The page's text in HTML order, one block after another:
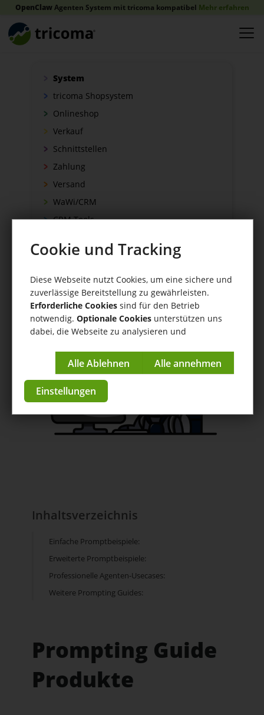
OpenClawAgenten System mit tricoma kompatibel Mehr erfahren
System
tricoma Shopsystem
Onlineshop
Verkauf
Schnittstellen
Zahlung
Versand
WaWi/CRM
CRM Tools
tricoma.AI Connector
Hilfe/tricoma.AI Connector/ Prompting Guide Produkte
Anleitungen & Tutorials
Inhaltsverzeichnis
Einfache Promptbeispiele:
Erweiterte Promptbeispiele:
Professionelle Agenten-Usecases:
Weitere Prompting Guides:
Prompting Guide
Produkte
Cookie und Tracking
Diese Webseite nutzt Cookies, um eine sichere und
zuverlässige Bereitstellung zu gewährleisten.
Erforderliche Cookies sind für den Betrieb
notwendig. Optionale Cookies unterstützen uns
dabei, die Webseite zu analysieren und
Impressum| Datenschutzerklärung
Einstellungen